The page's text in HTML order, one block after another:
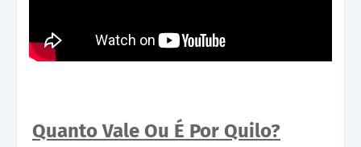
Quanto Vale Ou É Por Quilo?